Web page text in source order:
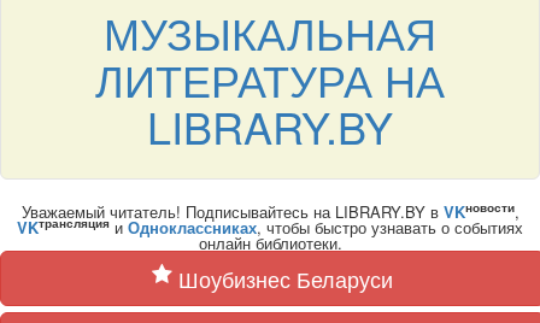
МУЗЫКАЛЬНАЯ
ЛИТЕРАТУРА НА
LIBRARY.BY
Уважаемый читатель! Подписывайтесь на LIBRARY.BY в VKновости,
VKтрансляция и Одноклассниках, чтобы быстро узнавать о событиях
онлайн библиотеки.
Шоубизнес Беларуси